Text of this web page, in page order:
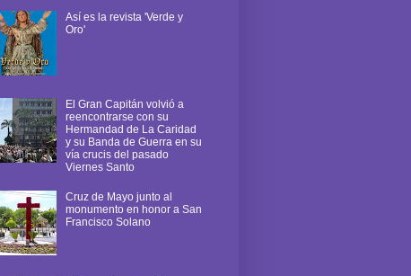
Así es la revista 'Verde y
Oro'
El Gran Capitán volvió a
reencontrarse con su
Hermandad de La Caridad
y su Banda de Guerra en su
vía crucis del pasado
Viernes Santo
Cruz de Mayo junto al
monumento en honor a San
Francisco Solano